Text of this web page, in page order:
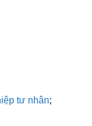
tư nhân;